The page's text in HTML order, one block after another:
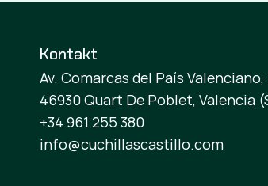
Kontakt
Av. Comarcas del País
46930 Quart De Poblet, Valencia
+34 961 255 380
info@cuchillascastillo.com